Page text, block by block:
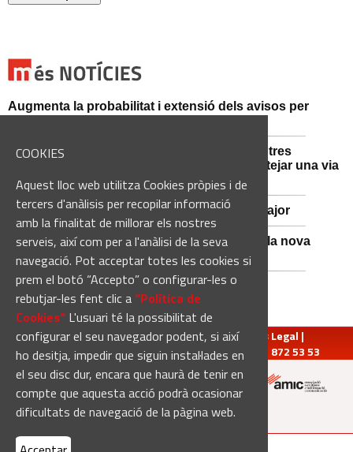
COOKIES
Aquest lloc web utilitza Cookies pròpies i de
tercers d'anàlisis per recopilar informació
amb la finalitat de millorar els nostres
serveis, així com per a l'anàlisi de la seva
navegació. Pot acceptar totes les cookies si
prem el botó “Accepto” o configurar-les o
rebutjar-les fent clic a“Política de
Cookies“ L'usuari té la possibilitat de
configurar el seu navegador podent, si així
ho desitja, impedir que siguin instal·lades en
el seu disc dur, encara que haurà de tenir en
compte que aquesta acció podrà ocasionar
dificultats de navegació de la pàgina web.
Augmenta la probabilitat i extensió dels avisos per
Mossos d'Esquadra i Guàrdia Civil detenen tres
persones i n'investiguen una altra per sabotejar una via
fèrria al Bages
Viladordis es prepara per una nova Festa Major
Sant Vicenç de Castellet inicia les obres de la nova
comissaria de la Policia Local
redaccio@manresadiari.cat|Qui som Avís Legal |
Pompeu Fabra, 7-13, 08240-Manresa | Tel.: 93 872 53 53
Altres mitjans del grup: